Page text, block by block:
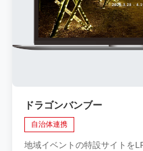
ドラゴンバンブー
自治体連携
地域イベントの特設サイトを